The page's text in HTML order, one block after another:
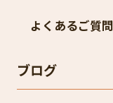
よくあるご質問
ブログ